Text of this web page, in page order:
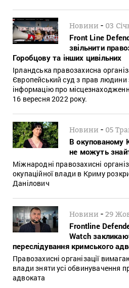
Новини - 03
Front Line
звільнити
Горобцову та інших цивільних
Ірландська правозахисна
Європейський суд з прав
інформацію про
16 вересня 2022 року.
Новини - 05
В окупованому
не можуть
Міжнародні правозахисні
окупаційної влади в Криму
Данілович
Новини -29
Frontline
Watch
переслідування кримського
Правозахисні організації
влади зняти усі обвинувачення
адвоката